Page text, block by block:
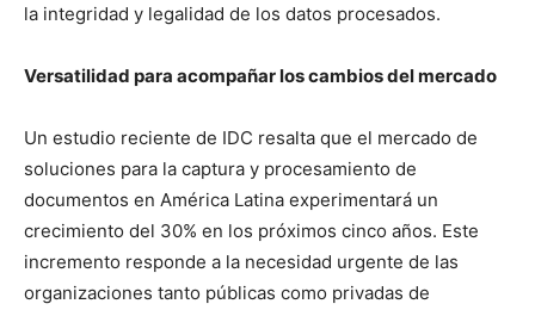
la integridad y legalidad de los datos procesados.
Versatilidad para acompañar los cambios del mercado
Un estudio reciente de IDC resalta que el mercado de
soluciones para la captura y procesamiento de
documentos en América Latina experimentará un
crecimiento del 30% en los próximos cinco años. Este
incremento responde a la necesidad urgente de las
organizaciones tanto públicas como privadas de